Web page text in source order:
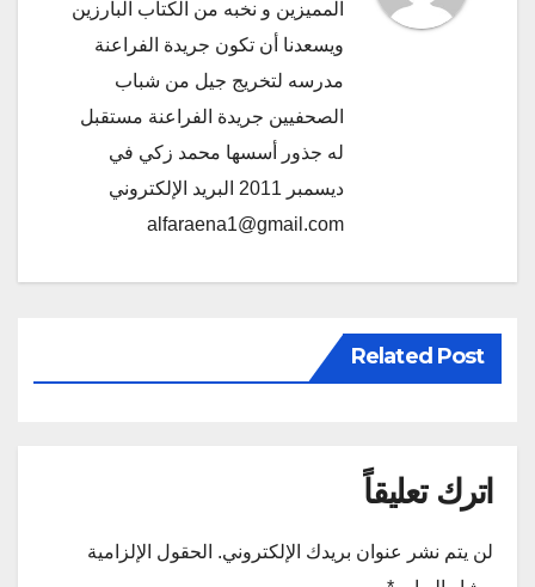
المميزين و نخبه من الكتاب البارزين
ويسعدنا أن تكون جريدة الفراعنة
مدرسه لتخريج جيل من شباب
الصحفيين جريدة الفراعنة مستقبل
له جذور أسسها محمد زكي في
ديسمبر 2011 البريد الإلكتروني
alfaraena1@gmail.com
Related Post
اترك تعليقاً
لن يتم نشر عنوان بريدك الإلكتروني. الحقول الإلزامية